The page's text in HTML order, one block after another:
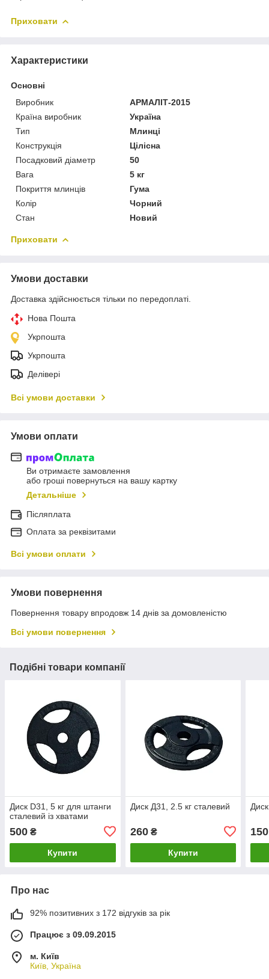
Приховати
Характеристики
Основні
Виробник
АРМАЛІТ-2015
Країна виробник
Україна
Тип
Млинці
Конструкція
Цілісна
Посадковий діаметр
50
Вага
5 кг
Покриття млинців
Гума
Колір
Чорний
Стан
Новий
Приховати
Умови доставки
Доставка здійснюється тільки по передоплаті.
Нова Пошта
Укрпошта
Укрпошта
Делівері
Всі умови доставки
Умови оплати
Ви отримаєте замовлення
або гроші повернуться на вашу картку
Детальніше
Післяплата
Оплата за реквізитами
Всі умови оплати
Умови повернення
Повернення товару впродовж 14 днів за домовленістю
Всі умови повернення
Подібні товари компанії
Диск D31, 5 кг для штанги
сталевий із хватами
500 ₴
Купити
Диск Д31, 2.5 кг сталевий
260₴
Купити
150
Про нас
92% позитивних з 172 відгуків за рік
Працює з 09.09.2015
м. Київ
Київ, Україна